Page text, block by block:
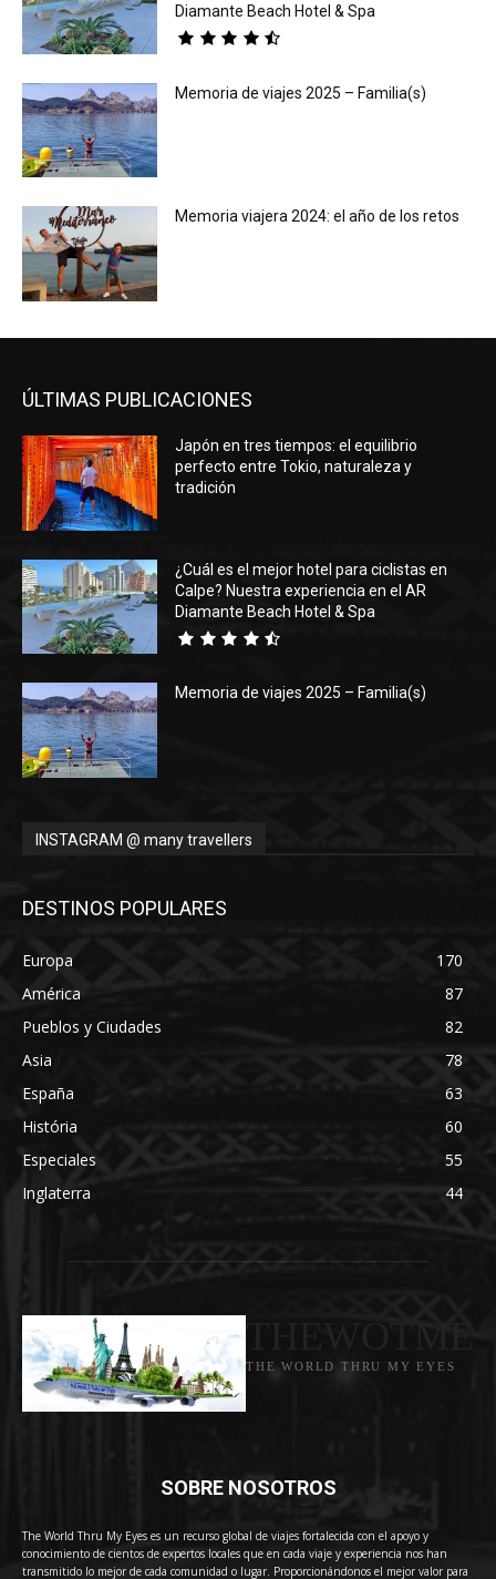
Diamante Beach Hotel & Spa
Memoria de viajes 2025 – Familia(s)
Memoria viajera 2024: el año de los retos
ÚLTIMAS PUBLICACIONES
Japón en tres tiempos: el equilibrio
perfecto entre Tokio, naturaleza y
tradición
¿Cuál es el mejor hotel para ciclistas en
Calpe? Nuestra experiencia en el AR
Diamante Beach Hotel & Spa
Memoria de viajes 2025 – Familia(s)
INSTAGRAM @ many travellers
DESTINOS POPULARES
Europa
170
América
87
Pueblos y Ciudades
82
Asia
78
España
63
História
60
Especiales
55
Inglaterra
44
THE WORLD THRU MY EYES
SOBRE NOSOTROS
The World Thru My Eyes es un recurso global de viajes fortalecida con el apoyo y
conocimiento de cientos de expertos locales que en cada viaje y experiencia nos han
transmitido lo mejor de cada comunidad o lugar. Proporcionándonos el mejor valor para